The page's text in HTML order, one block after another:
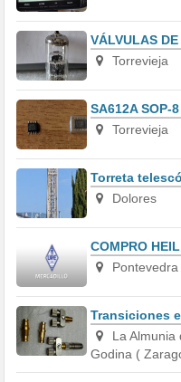
VÁLVULAS
Torrevieja
SA612A SOP-
Torrevieja
Torreta
Dolores
COMPRO
Pontevedra
Transiciones
La Almunia
Godina (